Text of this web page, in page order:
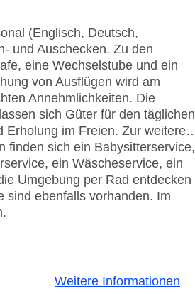
(Englisch, Deutsch,
und Auschecken. Zu den
eine Wechselstube und ein
von Ausflügen wird am
Annehmlichkeiten. Die
sich Güter für den täglichen
Erholung im Freien. Zur weiteren
finden sich ein Babysitterservice,
ein Wäscheservice, ein
Umgebung per Rad entdecken
sind ebenfalls vorhanden. Im
Weitere Informationen